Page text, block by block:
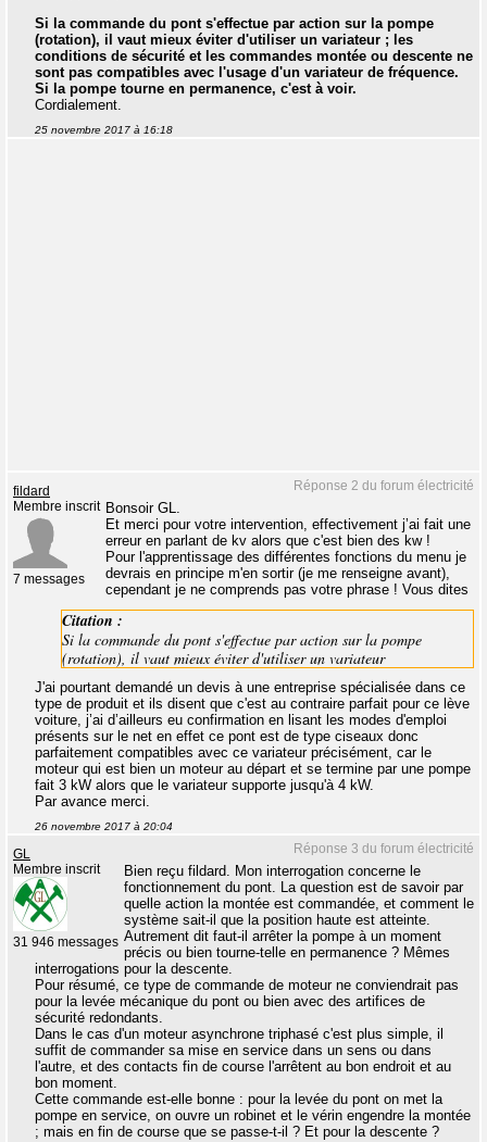
Si la commande du pont s'effectue par action sur la pompe
(rotation), il vaut mieux éviter d'utiliser un variateur ; les
conditions de sécurité et les commandes montée ou descente ne
sont pas compatibles avec l'usage d'un variateur de fréquence.
Si la pompe tourne en permanence, c'est à voir.
Cordialement.
25 novembre 2017 à 16:18
Réponse 2 du forum électricité
fildard
Membre inscrit
7 messages
Bonsoir GL.
Et merci pour votre intervention, effectivement j’ai fait une
erreur en parlant de kv alors que c'est bien des kw !
Pour l'apprentissage des différentes fonctions du menu je
devrais en principe m'en sortir (je me renseigne avant),
cependant je ne comprends pas votre phrase ! Vous dites
Citation :
Si la commande du pont s'effectue par action sur la pompe
(rotation), il vaut mieux éviter d'utiliser un variateur
J'ai pourtant demandé un devis à une entreprise spécialisée dans ce
type de produit et ils disent que c'est au contraire parfait pour ce lève
voiture, j’ai d’ailleurs eu confirmation en lisant les modes d'emploi
présents sur le net en effet ce pont est de type ciseaux donc
parfaitement compatibles avec ce variateur précisément, car le
moteur qui est bien un moteur au départ et se termine par une pompe
fait 3 kW alors que le variateur supporte jusqu'à 4 kW.
Par avance merci.
26 novembre 2017 à 20:04
Réponse 3 du forum électricité
GL
Membre inscrit
31 946 messages
Bien reçu fildard. Mon interrogation concerne le
fonctionnement du pont. La question est de savoir par
quelle action la montée est commandée, et comment le
système sait-il que la position haute est atteinte.
Autrement dit faut-il arrêter la pompe à un moment
précis ou bien tourne-telle en permanence ? Mêmes
interrogations pour la descente.
Pour résumé, ce type de commande de moteur ne conviendrait pas
pour la levée mécanique du pont ou bien avec des artifices de
sécurité redondants.
Dans le cas d'un moteur asynchrone triphasé c'est plus simple, il
suffit de commander sa mise en service dans un sens ou dans
l'autre, et des contacts fin de course l'arrêtent au bon endroit et au
bon moment.
Cette commande est-elle bonne : pour la levée du pont on met la
pompe en service, on ouvre un robinet et le vérin engendre la montée
; mais en fin de course que se passe-t-il ? Et pour la descente ?